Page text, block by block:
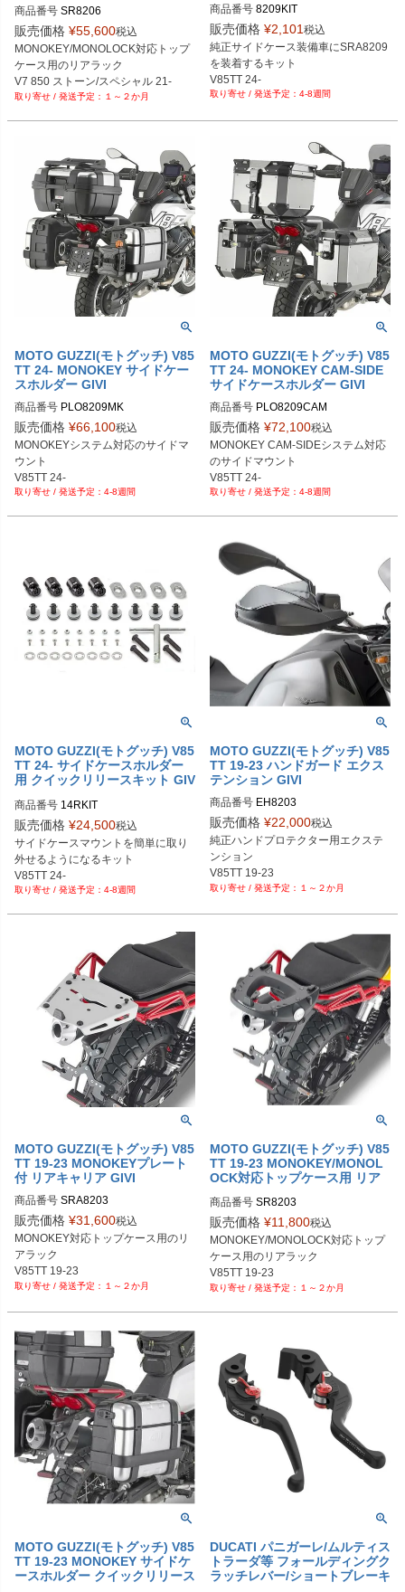
I
商品番号 SR8206
販売価格 ¥55,600税込
MONOKEY/MONOLOCK対応トップ
ケース用のリアラック
V7 850 ストーン/スペシャル 21-
１～２か月
商品番号 8209KIT
販売価格 ¥2,101 税込
純正サイドケース装備車にSRA8209
を装着するキット
V85TT 24-
4-8週間
MOTO GUZZI(モトグッチ) V85
TT 24- MONOKEY サイドケー
スホルダー GIVI
商品番号 PLO8209MK
販売価格 ¥66,100税込
MONOKEYシステム対応のサイドマ
ウント
V85TT 24-
4-8週間
MOTO GUZZI(モトグッチ) V85
TT 24- MONOKEY CAM-SIDE
サイドケースホルダー GIVI
商品番号 PLO8209CAM
販売価格 ¥72,100税込
MONOKEY CAM-SIDEシステム対応
のサイドマウント
V85TT 24-
4-8週間
MOTO GUZZI(モトグッチ) V85
TT 24- サイドケースホルダー
用 クイックリリースキット GIV
商品番号 14RKIT
販売価格 ¥24,500税込
サイドケースマウントを簡単に取り
外せるようになるキット
V85TT 24-
4-8週間
MOTO GUZZI(モトグッチ) V85
TT 19-23 ハンドガード エクス
テンション GIVI
商品番号 EH8203
販売価格 ¥22,000税込
純正ハンドプロテクター用エクステ
ンション
V85TT 19-23
１～２か月
MOTO GUZZI(モトグッチ) V85
TT 19-23 MONOKEYプレート
付 リアキャリア GIVI
商品番号 SRA8203
販売価格 ¥31,600税込
MONOKEY対応トップケース用のリ
アラック
V85TT 19-23
１～２か月
MOTO GUZZI(モトグッチ) V85
TT 19-23 MONOKEY/MONOL
OCK対応トップケース用 リア
商品番号 SR8203
販売価格 ¥11,800税込
MONOKEY/MONOLOCK対応トップ
ケース用のリアラック
V85TT 19-23
１～２か月
MOTO GUZZI(モトグッチ) V85
TT 19-23 MONOKEY サイドケ
ースホルダー クイックリリース
DUCATI パニガーレ/ムルティス
トラーダ等 フォールディングク
ラッチレバー/ショートブレーキ